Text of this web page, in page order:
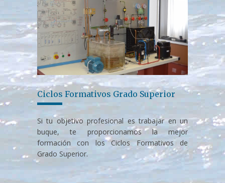
Ciclos Formativos Grado Superior
Si tu objetivo profesional es trabajar en un
buque, te proporcionamos la mejor
formación con los Ciclos Formativos de
Grado Superior.